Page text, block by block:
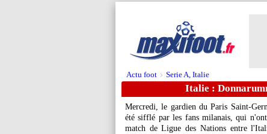
Actu foot > Serie A, Italie
Italie :
Mercredi, le gardien du Paris Saint-
été sifflé par les fans milanais, qui
match de Ligue des Nations entre